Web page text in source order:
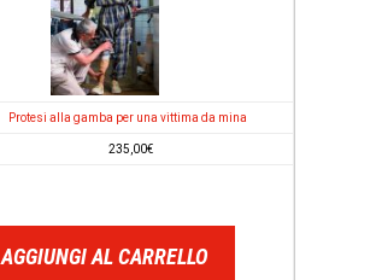
Protesi alla gamba per una vittima da mina
235,00€
AGGIUNGI AL CARRELLO